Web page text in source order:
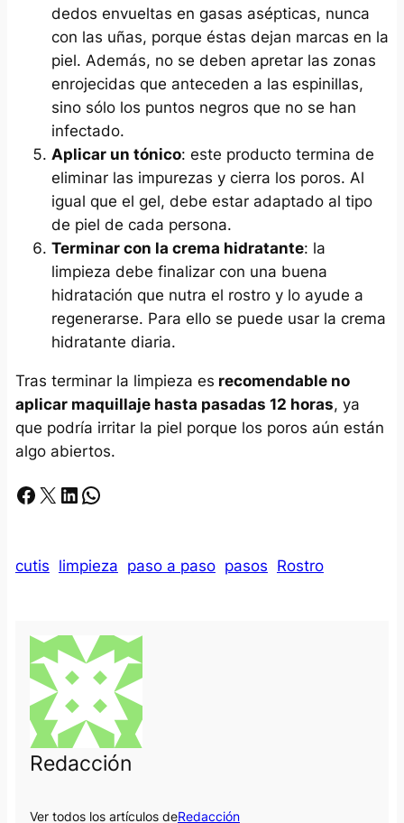
dedos envueltas en gasas asépticas, nunca
con las uñas, porque éstas dejan marcas en la
piel. Además, no se deben apretar las zonas
enrojecidas que anteceden a las espinillas,
sino sólo los puntos negros que no se han
infectado.
Aplicar un tónico: este producto termina de
eliminar las impurezas y cierra los poros. Al
igual que el gel, debe estar adaptado al tipo
de piel de cada persona.
Terminar con la crema hidratante: la
limpieza debe finalizar con una buena
hidratación que nutra el rostro y lo ayude a
regenerarse. Para ello se puede usar la crema
hidratante diaria.
Tras terminar la limpieza es recomendable no
aplicar maquillaje hasta pasadas 12 horas, ya
que podría irritar la piel porque los poros aún están
algo abiertos.
Facebook X LinkedIn Whatsapp
cutis limpieza paso a paso pasos Rostro
Redacción
Ver todos los artículos deRedacción